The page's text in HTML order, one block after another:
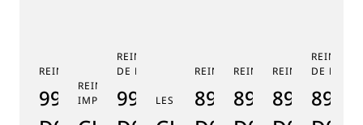
REINE DE NAPLES 9915
9915BB/58/964
REINE DE NAPLES PERLES
IMPÉRIALES
REINE DE NAPLES PHASE
DE LUNE 9935
9935BH/4Y/J40
LES JARDINS DU PETIT TRIANON
REINE DE NAPLES 8925
8925BH/5W/J40
REINE DE NAPLES 8918
8918BB/5D/
REINE DE
8938BB/
REINE
DE LUNE